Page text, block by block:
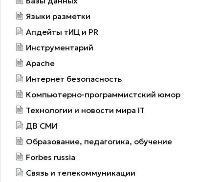
Языки разметки
Апдейты тИЦ и PR
Инструментарий
Apache
Интернет безопасность
Компьютерно-программистский юмор
Технологии и новости мира IT
ДВ СМИ
Образование, педагогика, обучение
Forbes russia
Связь и телекоммуникации